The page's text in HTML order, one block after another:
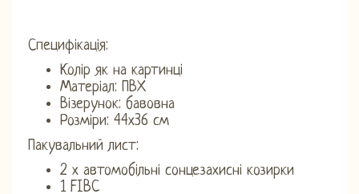
Специфікація:
Колір як на картинці
Матеріал: ПВХ
Візерунок: бавовна
Розміри: 44х36 см
Пакувальний лист:
2 х автомобільні сонцезахисні козирки
1 FIBC